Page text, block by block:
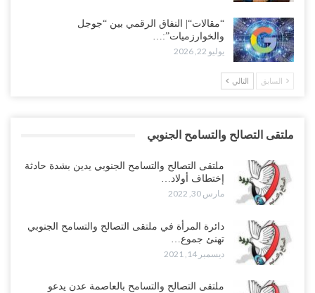
“مقالات“| النفاق الرقمي بين “جوجل
والخوارزميات”:…
يوليو 22, 2026
السابق التالي
ملتقى التصالح والتسامح الجنوبي
ملتقى التصالح والتسامح الجنوبي يدين بشدة حادثة
إختطاف أولاد…
مارس 30, 2022
دائرة المرأة في ملتقى التصالح والتسامح الجنوبي
تهنئ جموع…
ديسمبر 14, 2021
ملتقى التصالح والتسامح بالعاصمة عدن يدعو